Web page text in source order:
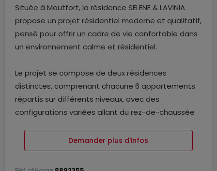
Située à Moutfort, la résidence SELENE & LAVINIA
propose un projet résidentiel moderne et qualitatif,
pensé pour offrir un cadre de vie confortable dans
un environnement calme et résidentiel.
Le projet se compose de deux résidences
distinctes, comprenant chacune 6 appartements
répartis sur différents niveaux, avec des
configurations variées allant du rez-de-chaussée
balcon ou terrasse.Demander plus d'infos